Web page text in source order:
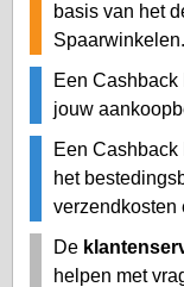
basis van het
Een Cashback
jouw
Een
het
verzendkosten
De
helpen met